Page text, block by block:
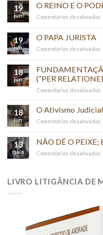
19
jun
O REINO E O
Comentários desativados
19
jun
O PAPA JURISTA
Comentários desativados
18
jun
(“PER
Comentários desativados
18
jun
O Ativismo Judicial
Comentários desativados
13
maio
NÃO DÊ O PEIXE;
Comentários desativados
A
LIVRO LITIGÂNCIA DE